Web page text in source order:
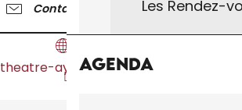
Les Rendez-
Agenda
Contactez-nous
theatre-aymare.com